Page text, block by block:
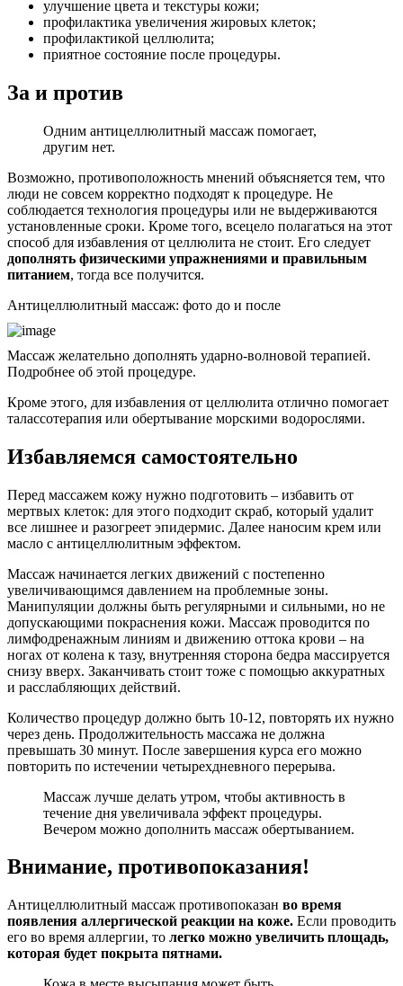
улучшение цвета и текстуры кожи;
профилактика увеличения жировых клеток;
профилактикой целлюлита;
приятное состояние после процедуры.
За и против
Одним антицеллюлитный массаж помогает,
другим нет.
Возможно, противоположность мнений объясняется тем, что
люди не совсем корректно подходят к процедуре. Не
соблюдается технология процедуры или не выдерживаются
установленные сроки. Кроме того, всецело полагаться на этот
способ для избавления от целлюлита не стоит. Его следует
дополнять физическими упражнениями и правильным
питанием, тогда все получится.
Антицеллюлитный массаж: фото до и после
Массаж желательно дополнять ударно-волновой терапией.
Подробнее об этой процедуре.
Кроме этого, для избавления от целлюлита отлично помогает
талассотерапия или обертывание морскими водорослями.
Избавляемся самостоятельно
Перед массажем кожу нужно подготовить – избавить от
мертвых клеток: для этого подходит скраб, который удалит
все лишнее и разогреет эпидермис. Далее наносим крем или
масло с антицеллюлитным эффектом.
Массаж начинается легких движений с постепенно
увеличивающимся давлением на проблемные зоны.
Манипуляции должны быть регулярными и сильными, но не
допускающими покраснения кожи. Массаж проводится по
лимфодренажным линиям и движению оттока крови – на
ногах от колена к тазу, внутренняя сторона бедра массируется
снизу вверх. Заканчивать стоит тоже с помощью аккуратных
и расслабляющих действий.
Количество процедур должно быть 10-12, повторять их нужно
через день. Продолжительность массажа не должна
превышать 30 минут. После завершения курса его можно
повторить по истечении четырехдневного перерыва.
Массаж лучше делать утром, чтобы активность в
течение дня увеличивала эффект процедуры.
Вечером можно дополнить массаж обертыванием.
Внимание, противопоказания!
Антицеллюлитный массаж противопоказан во время
появления аллергической реакции на коже. Если проводить
его во время аллергии, то легко можно увеличить площадь,
которая будет покрыта пятнами.